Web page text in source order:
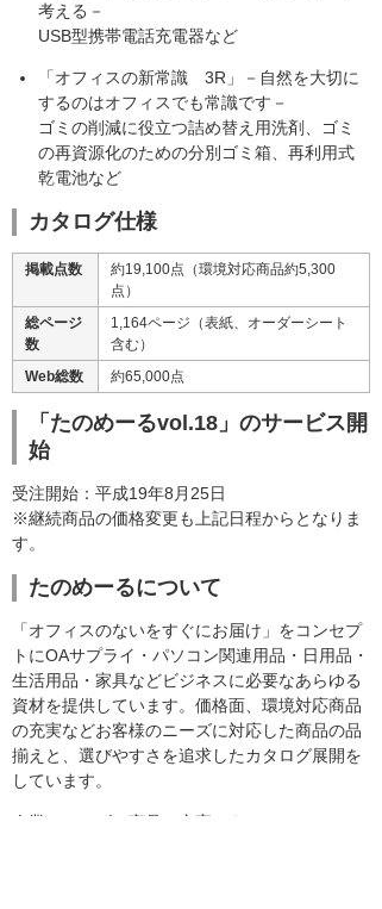
考える－
USB型携帯電話充電器など
「オフィスの新常識 3R」－自然を大切に
するのはオフィスでも常識です－
ゴミの削減に役立つ詰め替え用洗剤、ゴミ
の再資源化のための分別ゴミ箱、再利用式
乾電池など
カタログ仕様
掲載点数
約19,100点（環境対応商品約5,300
点）
総ページ
数
1,164ページ（表紙、オーダーシート
含む）
Web総数
約65,000点
「たのめーるvol.18」のサービス開
始
受注開始：平成19年8月25日
※継続商品の価格変更も上記日程からとなりま
す。
たのめーるについて
「オフィスのないをすぐにお届け」をコンセプ
トにOAサプライ・パソコン関連用品・日用品・
生活用品・家具などビジネスに必要なあらゆる
資材を提供しています。価格面、環境対応商品
の充実などお客様のニーズに対応した商品の品
揃えと、選びやすさを追求したカタログ展開を
しています。
企業のニーズは商品の充実はもちろんのこと、